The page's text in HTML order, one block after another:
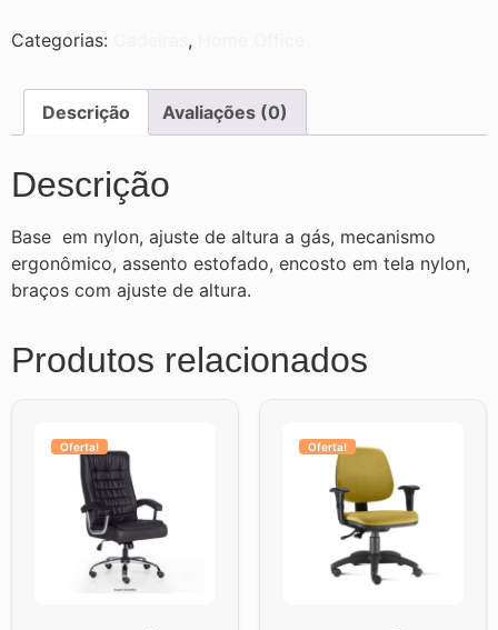
Categorias: ,
Descrição Avaliações (0)
Descrição
Base em nylon, ajuste de altura a gás, mecanismo
ergonômico, assento estofado, encosto em tela nylon,
braços com ajuste de altura.
Produtos relacionados
Oferta! Oferta!